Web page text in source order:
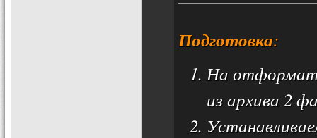
Подготовка:
На
из архива 2